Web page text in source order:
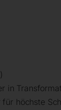
in
höchste